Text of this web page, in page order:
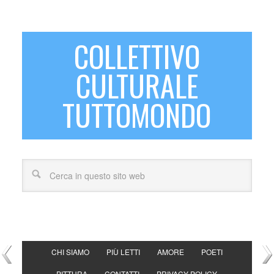
COLLETTIVO
CULTURALE
TUTTOMONDO
CHI SIAMO PIÙ LETTI AMORE POETI